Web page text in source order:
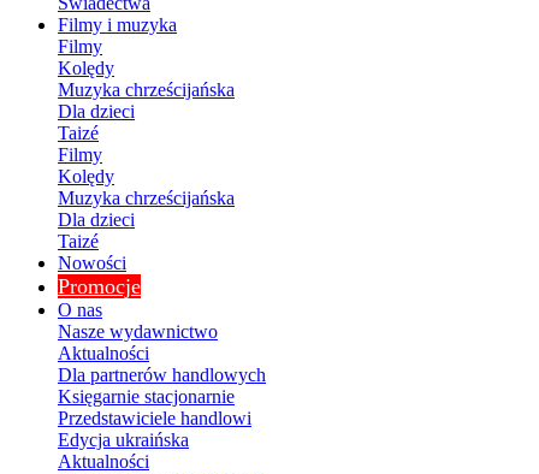
Filmy i muzyka
Filmy
Kolędy
Muzyka chrześcijańska
Dla dzieci
Taizé
Filmy
Kolędy
Muzyka chrześcijańska
Dla dzieci
Taizé
Nowości
Promocje
O nas
Nasze wydawnictwo
Aktualności
Dla partnerów handlowych
Księgarnie stacjonarnie
Przedstawiciele handlowi
Edycja ukraińska
Aktualności